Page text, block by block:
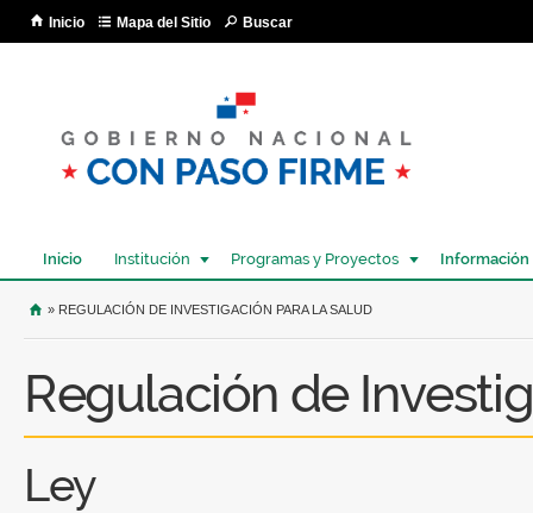
Inicio Mapa del Sitio Buscar
Inicio Institución Programas y Proyectos Información
USTED SE ENCUENTRA AQUÍ
» REGULACIÓN DE INVESTIGACIÓN PARA LA SALUD
Regulación de
Ley